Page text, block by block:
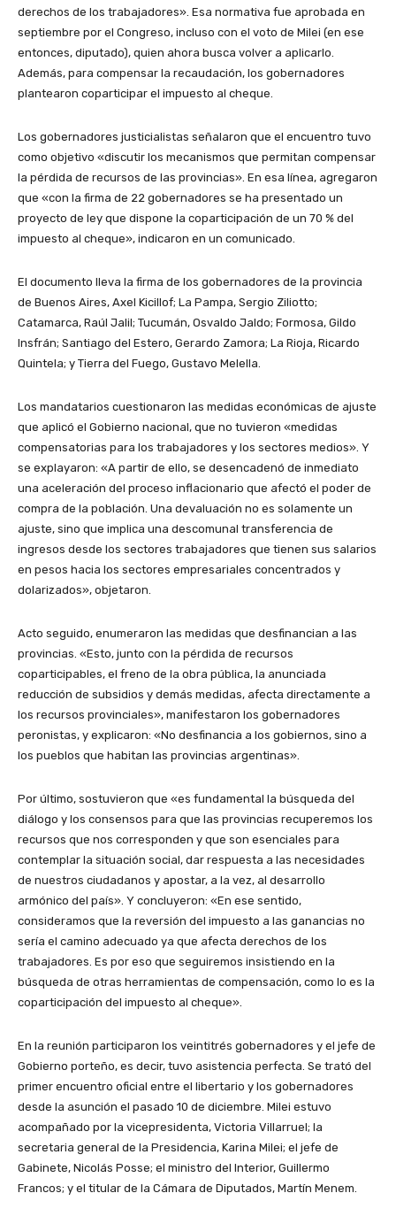
derechos de los trabajadores». Esa normativa fue aprobada en
septiembre por el Congreso, incluso con el voto de Milei (en ese
entonces, diputado), quien ahora busca volver a aplicarlo.
Además, para compensar la recaudación, los gobernadores
plantearon coparticipar el impuesto al cheque.
Los gobernadores justicialistas señalaron que el encuentro tuvo
como objetivo «discutir los mecanismos que permitan compensar
la pérdida de recursos de las provincias». En esa línea, agregaron
que «con la firma de 22 gobernadores se ha presentado un
proyecto de ley que dispone la coparticipación de un 70 % del
impuesto al cheque», indicaron en un comunicado.
El documento lleva la firma de los gobernadores de la provincia
de Buenos Aires, Axel Kicillof; La Pampa, Sergio Ziliotto;
Catamarca, Raúl Jalil; Tucumán, Osvaldo Jaldo; Formosa, Gildo
Insfrán; Santiago del Estero, Gerardo Zamora; La Rioja, Ricardo
Quintela; y Tierra del Fuego, Gustavo Melella.
Los mandatarios cuestionaron las medidas económicas de ajuste
que aplicó el Gobierno nacional, que no tuvieron «medidas
compensatorias para los trabajadores y los sectores medios». Y
se explayaron: «A partir de ello, se desencadenó de inmediato
una aceleración del proceso inflacionario que afectó el poder de
compra de la población. Una devaluación no es solamente un
ajuste, sino que implica una descomunal transferencia de
ingresos desde los sectores trabajadores que tienen sus salarios
en pesos hacia los sectores empresariales concentrados y
dolarizados», objetaron.
Acto seguido, enumeraron las medidas que desfinancian a las
provincias. «Esto, junto con la pérdida de recursos
coparticipables, el freno de la obra pública, la anunciada
reducción de subsidios y demás medidas, afecta directamente a
los recursos provinciales», manifestaron los gobernadores
peronistas, y explicaron: «No desfinancia a los gobiernos, sino a
los pueblos que habitan las provincias argentinas».
Por último, sostuvieron que «es fundamental la búsqueda del
diálogo y los consensos para que las provincias recuperemos los
recursos que nos corresponden y que son esenciales para
contemplar la situación social, dar respuesta a las necesidades
de nuestros ciudadanos y apostar, a la vez, al desarrollo
armónico del país». Y concluyeron: «En ese sentido,
consideramos que la reversión del impuesto a las ganancias no
sería el camino adecuado ya que afecta derechos de los
trabajadores. Es por eso que seguiremos insistiendo en la
búsqueda de otras herramientas de compensación, como lo es la
coparticipación del impuesto al cheque».
En la reunión participaron los veintitrés gobernadores y el jefe de
Gobierno porteño, es decir, tuvo asistencia perfecta. Se trató del
primer encuentro oficial entre el libertario y los gobernadores
desde la asunción el pasado 10 de diciembre. Milei estuvo
acompañado por la vicepresidenta, Victoria Villarruel; la
secretaria general de la Presidencia, Karina Milei; el jefe de
Gabinete, Nicolás Posse; el ministro del Interior, Guillermo
Francos; y el titular de la Cámara de Diputados, Martín Menem.